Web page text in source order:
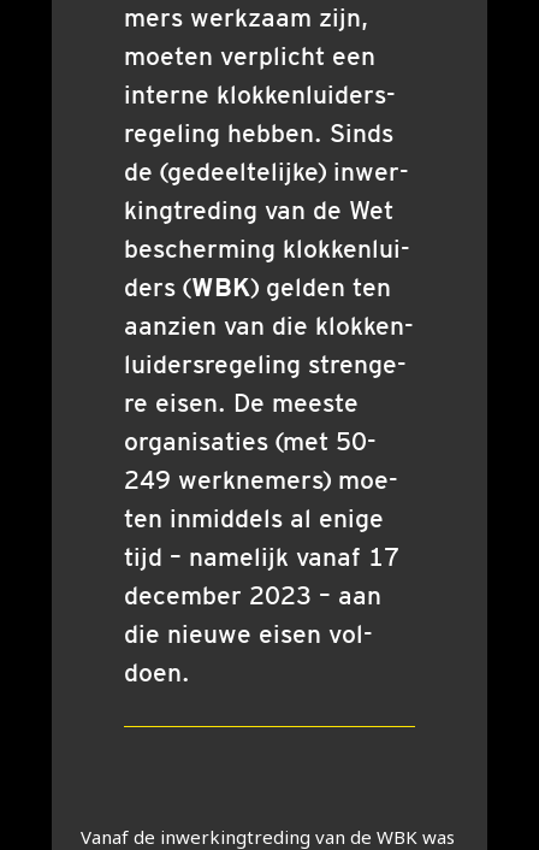
mers werk­zaam zijn,
moe­ten ver­plicht een
inter­ne klok­ken­lui­ders­
re­ge­ling heb­ben. Sinds
de (gedeel­te­lij­ke) inwer­
king­tre­ding van de Wet
bescher­ming klok­ken­lui­
ders (WBK) gel­den ten
aan­zien van die klok­ken­
lui­ders­re­ge­ling stren­ge­
re eisen. De mees­te
orga­ni­sa­ties (met 50-
249 werk­ne­mers) moe­
ten inmid­dels al eni­ge
tijd – name­lijk van­af 17
decem­ber 2023 – aan
die nieu­we eisen vol­
doen.
Van­af de inwer­king­tre­ding van de WBK was